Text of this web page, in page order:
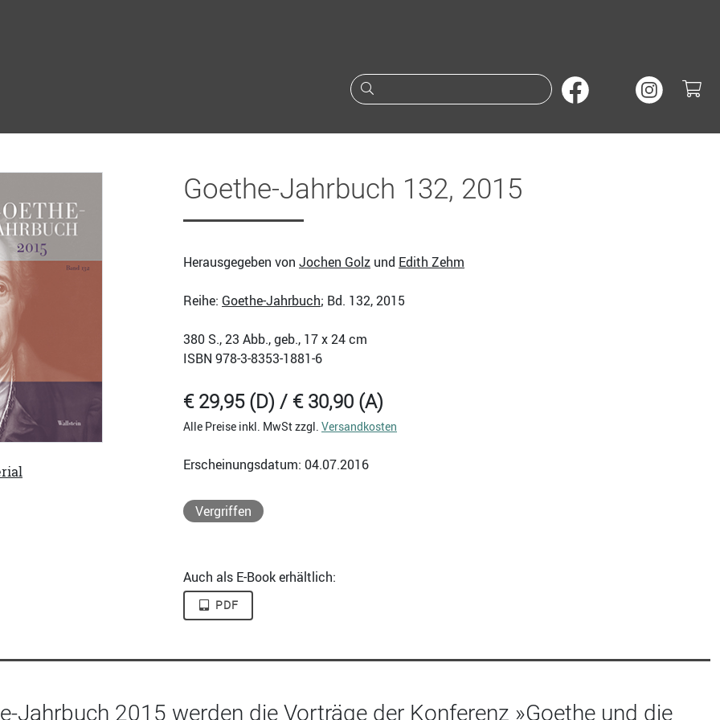
Suche nach Büchern oder
Goethe-Jahrbuch 132, 2015
Herausgegeben von Jochen Golz und Edith Zehm
Reihe: Goethe-Jahrbuch; Bd. 132, 2015
380 S., 23 Abb., geb., 17 x 24 cm
ISBN 978-3-8353-1881-6
€ 29,95 (D) / € 30,90 (A)
Alle Preise inkl. MwSt zzgl. Versandkosten
Erscheinungsdatum: 04.07.2016
Vergriffen
Auch als E-Book erhältlich:
PDF
Jahrbuch 2015 werden die Vorträge der Konferenz »Goethe und die